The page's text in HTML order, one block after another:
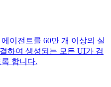
이전트를 60만 개 이상의 실
하여 생성되는 모든 UI가 검
합니다.